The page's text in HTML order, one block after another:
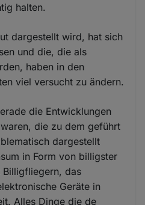
halten.
dargestellt wird, hat sich
und die, die als
haben in den
viel versucht zu ändern.
die Entwicklungen
die zu dem geführt
dargestellt
in Form von billigster
Billigfliegern, das
Geräte in
Alles Dinge die de